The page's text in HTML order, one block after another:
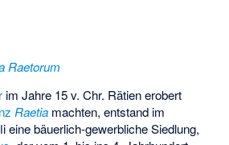
Raetorum
im Jahre 15 v. Chr. Rätien erobert
Raetia machten, entstand im
eine bäuerlich-gewerbliche Siedlung,